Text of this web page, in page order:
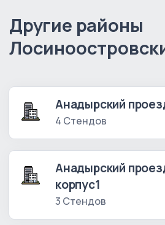
Другие районы
Анадырский
4 Стендов
Анадырский
корпус1
3 Стендов